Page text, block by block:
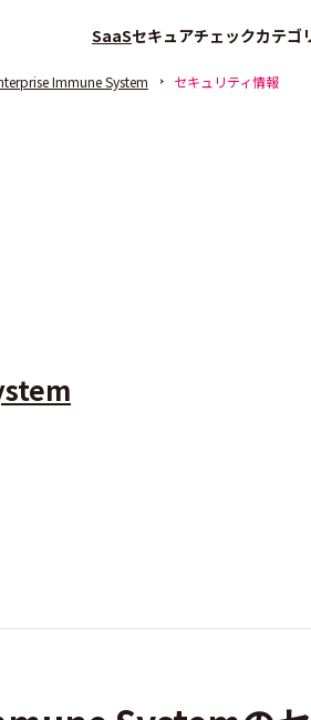
SaaSセキュアチェックカテゴ
Immune System セキュリティ情報